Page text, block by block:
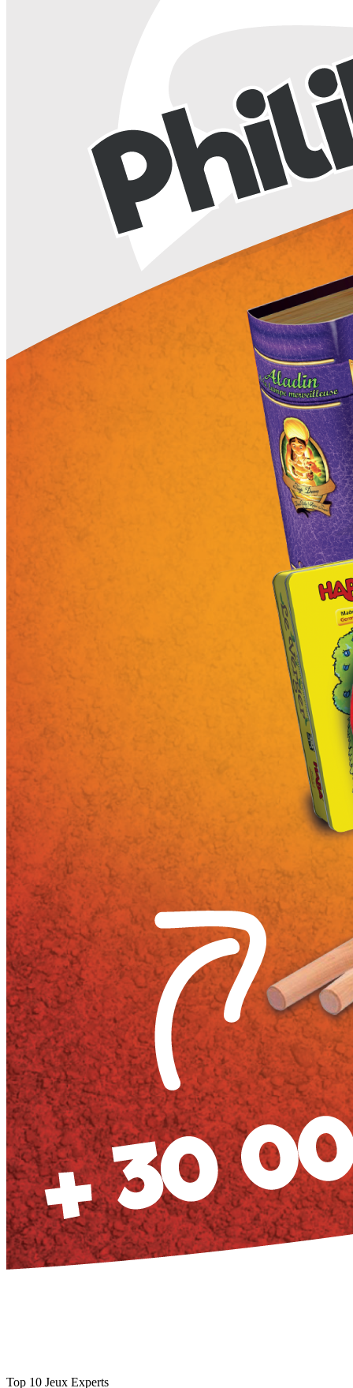
Top 10 Jeux Experts